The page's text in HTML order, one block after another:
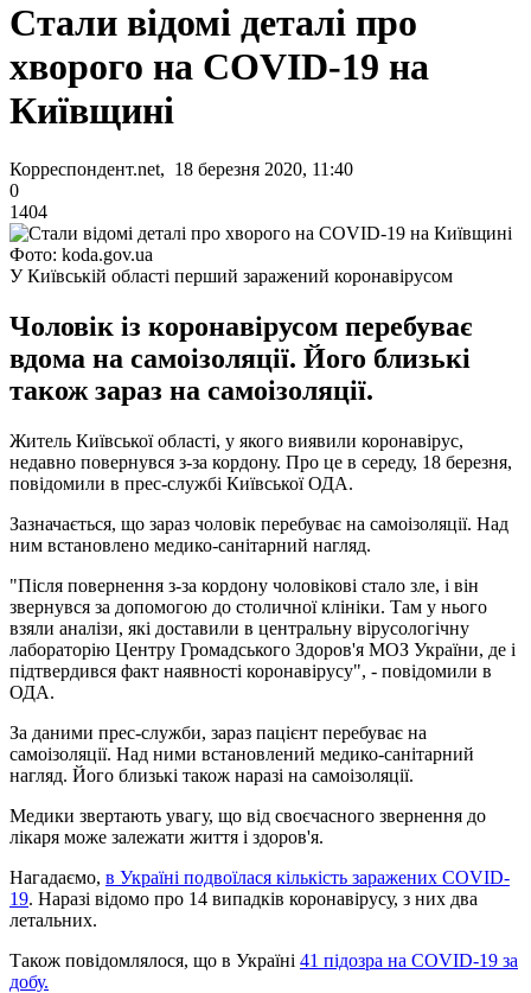
Стали відомі деталі про
хворого на COVID-19 на
Київщині
Корреспондент.net, 18 березня 2020, 11:40
0
1404
Фото: koda.gov.ua
У Київській області перший заражений коронавірусом
Чоловік із коронавірусом перебуває
вдома на самоізоляції. Його близькі
також зараз на самоізоляції.
Житель Київської області, у якого виявили коронавірус,
недавно повернувся з-за кордону. Про це в середу, 18 березня,
повідомили в прес-службі Київської ОДА.
Зазначається, що зараз чоловік перебуває на самоізоляції. Над
ним встановлено медико-санітарний нагляд.
"Після повернення з-за кордону чоловікові стало зле, і він
звернувся за допомогою до столичної клініки. Там у нього
взяли аналізи, які доставили в центральну вірусологічну
лабораторію Центру Громадського Здоров'я МОЗ України, де і
підтвердився факт наявності коронавірусу", - повідомили в
ОДА.
За даними прес-служби, зараз пацієнт перебуває на
самоізоляції. Над ними встановлений медико-санітарний
нагляд. Його близькі також наразі на самоізоляції.
Медики звертають увагу, що від своєчасного звернення до
лікаря може залежати життя і здоров'я.
Нагадаємо, в Україні подвоїлася кількість заражених COVID-
19. Наразі відомо про 14 випадків коронавірусу, з них два
летальних.
Також повідомлялося, що в Україні 41 підозра на COVID-19 за
добу.